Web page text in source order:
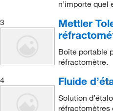
n’importe quel
3
Mettler
Boîte portable
réfractomètre.
4
Fluide
Solution
réfractomètres